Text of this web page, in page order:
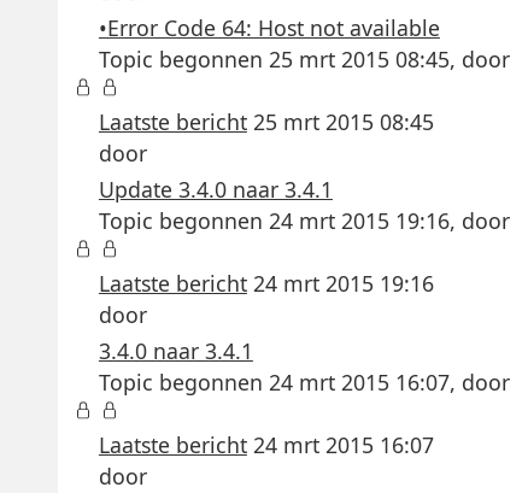
•Error Code 64: Host not available
Topic begonnen 25 mrt 2015 08:45, door
Laatste bericht25 mrt 2015 08:45
door
Update 3.4.0 naar 3.4.1
Topic begonnen 24 mrt 2015 19:16, door
Laatste bericht24 mrt 2015 19:16
door
3.4.0 naar 3.4.1
Topic begonnen 24 mrt 2015 16:07, door
Laatste bericht24 mrt 2015 16:07
door